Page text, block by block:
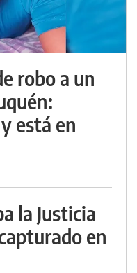
robo a un
está en
la Justicia
en